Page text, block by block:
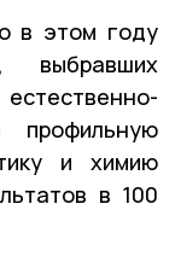
в этом году
выбравших
профильную
и химию
в 100